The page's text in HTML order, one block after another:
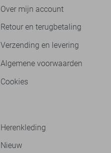
Over mijn account
Retour en terugbetaling
Verzending en levering
Algemene voorwaarden
Cookies
Herenkleding
Nieuw